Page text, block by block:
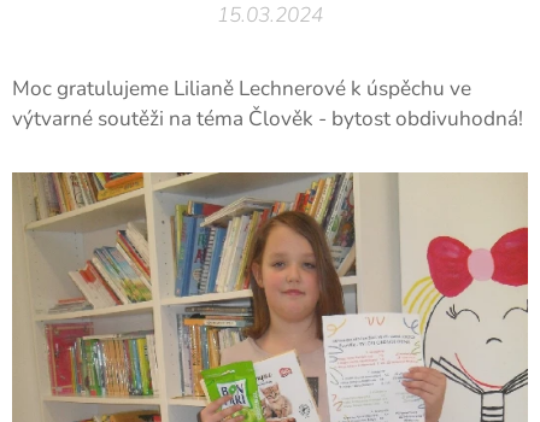
15.03.2024
Moc gratulujeme Lilianě Lechnerové k úspěchu ve
výtvarné soutěži na téma Člověk - bytost obdivuhodná!